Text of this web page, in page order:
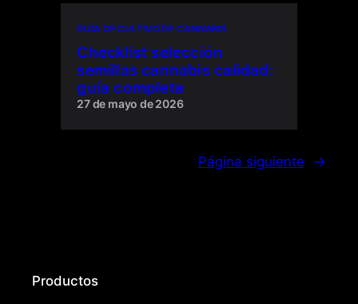
GUÍA DE CULTIVO DE CANNABIS
Checklist selección
semillas cannabis calidad:
guía completa
27 de mayo de 2026
Página siguiente →
Productos